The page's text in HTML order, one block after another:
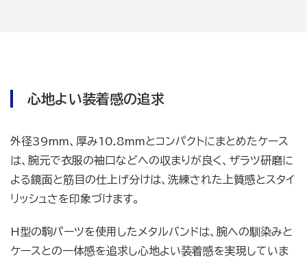
心地よい装着感の追求
外径39mm、厚み10.8mmとコンパクトにまとめたケース
は、腕元で衣服の袖口などへの収まりが良く、ザラツ研磨に
よる鏡面と筋目の仕上げ分けは、洗練された上質感とスタイ
リッシュさを印象づけます。
H型の駒パーツを使用したメタルバンドは、腕への馴染みと
ケースとの一体感を追求し心地よい装着感を実現していま